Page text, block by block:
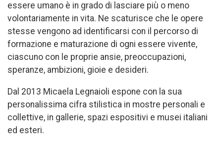
essere umano è in grado di lasciare più o meno
volontariamente in vita. Ne scaturisce che le opere
stesse vengono ad identificarsi con il percorso di
formazione e maturazione di ogni essere vivente,
ciascuno con le proprie ansie, preoccupazioni,
speranze, ambizioni, gioie e desideri.
Dal 2013 Micaela Legnaioli espone con la sua
personalissima cifra stilistica in mostre personali e
collettive, in gallerie, spazi espositivi e musei italiani
ed esteri.